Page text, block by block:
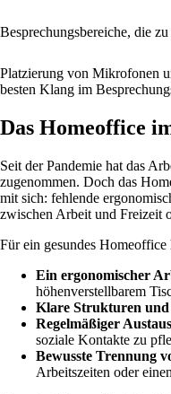
Besprechungsbereiche, die
Platzierung von Mikrofonen
besten Klang im
Das Homeoffice
Seit der Pandemie hat das
zugenommen. Doch das
mit sich: fehlende
zwischen Arbeit und Freizeit
Für ein gesundes
Ein ergonomischer
höhenverstellbarem
Klare Strukturen und
Regelmäßiger
soziale Kontakte zu
Bewusste Trennung
Arbeitszeiten oder